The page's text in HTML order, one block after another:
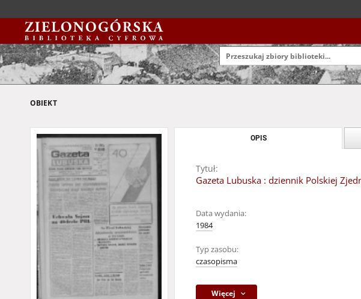
OBIEKT
OPIS
Tytuł:
Gazeta Lubuska : dziennik Polskiej
Data wydania:
1984
Typ zasobu:
czasopisma
Więcej